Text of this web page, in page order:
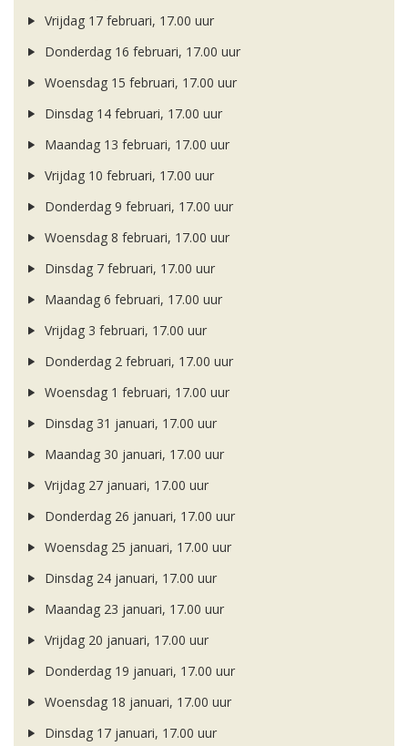
Vrijdag 17 februari, 17.00 uur
Donderdag 16 februari, 17.00 uur
Woensdag 15 februari, 17.00 uur
Dinsdag 14 februari, 17.00 uur
Maandag 13 februari, 17.00 uur
Vrijdag 10 februari, 17.00 uur
Donderdag 9 februari, 17.00 uur
Woensdag 8 februari, 17.00 uur
Dinsdag 7 februari, 17.00 uur
Maandag 6 februari, 17.00 uur
Vrijdag 3 februari, 17.00 uur
Donderdag 2 februari, 17.00 uur
Woensdag 1 februari, 17.00 uur
Dinsdag 31 januari, 17.00 uur
Maandag 30 januari, 17.00 uur
Vrijdag 27 januari, 17.00 uur
Donderdag 26 januari, 17.00 uur
Woensdag 25 januari, 17.00 uur
Dinsdag 24 januari, 17.00 uur
Maandag 23 januari, 17.00 uur
Vrijdag 20 januari, 17.00 uur
Donderdag 19 januari, 17.00 uur
Woensdag 18 januari, 17.00 uur
Dinsdag 17 januari, 17.00 uur